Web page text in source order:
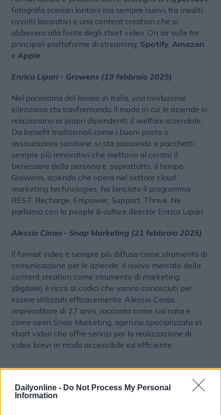
Dailyonline - Do Not Process My Personal
Information
fotografa scenari lontani ma sempre nuovi, tra inediti
risvolti lavorativi e una content creation che si
abbevera alla fonte degli short video. On air sulle tre
principali piattaforme di streaming: Spotify, Amazon
e Apple
Enrica Lipari - Growens (19 febbraio 2025)
Nel panorama del lavoro in Italia, una rivoluzione
silenziosa sta trasformando il modo in cui le aziende si
relazionano ai propri dipendenti: il welfare aziendale.
Da benefit tradizionali come i buoni pasto o
assicurazioni sanitarie, si sta passando a pacchetti
sempre più innovativi che mettono al centro il
benessere della persona e, soprattutto, il tempo.
Growens, azienda che opera nel settore cloud
marketing technologies, ha lanciato il programma
REST: Recharge, Empower, Support, Thrive. Ne
parliamo con la people & culture director Enrica Lipari.
Alessio Cinao - Snap Marketing (21 febbraio 2025)
Il format video è sempre più diffuso come strumento di
comunicazione per le aziende: il nuovo mercato della
content creation come strumento di marketing
(digitale) è ricco di codici che vanno conosciuti per
essere utilizzati efficacemente. Alessio Cinao,
imprenditore di 27 anni, racconta come sia nata e
come operi Snap Marketing, agenzia specializzata in
short video che offre servizi per la realizzazione di
video brevi in modo accessibile ed efficiente.